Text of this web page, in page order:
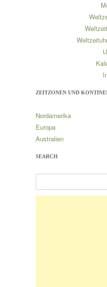
ZEITZONEN UND
Nordamerika
Europa
Australien
SEARCH
u